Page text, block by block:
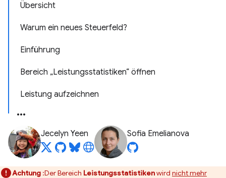
Übersicht
Warum ein neues Steuerfeld?
Einführung
Bereich „Leistungsstatistiken“ öffnen
Leistung aufzeichnen
Jecelyn Yeen Sofia Emelianova
Achtung :Der Bereich Leistungsstatistikenwird nicht mehr